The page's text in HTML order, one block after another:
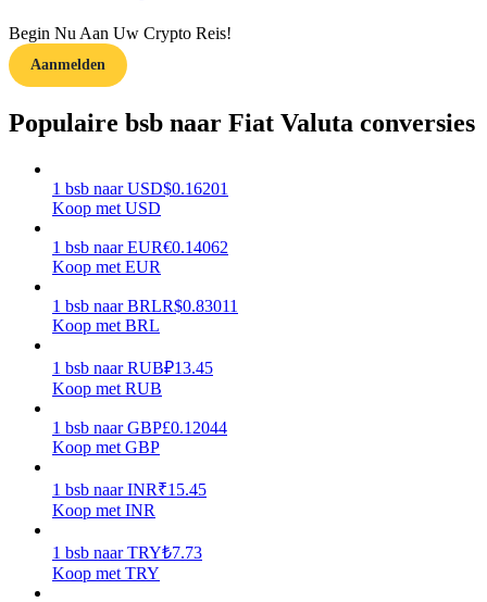
Macht varkentje
Verdien dagelijks competitieve beloningen
Begin Nu Aan Uw Crypto Reis!
Aanmelden
Populaire bsb naar Fiat Valuta conversies
1 bsb naar USD$0.16201
Koop met USD
1 bsb naar EUR€0.14062
Koop met EUR
1 bsb naar BRLR$0.83011
Koop met BRL
1 bsb naar RUB₽13.45
Koop met RUB
1 bsb naar GBP£0.12044
Koop met GBP
1 bsb naar INR₹15.45
Koop met INR
1 bsb naar TRY₺7.73
Koop met TRY